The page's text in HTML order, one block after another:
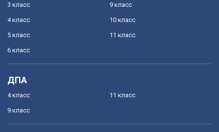
3 класс
4 класс
5 класс
6 класс
9 класс
10 класс
11 класс
ДПА
4 класс
9 класс
11 класс